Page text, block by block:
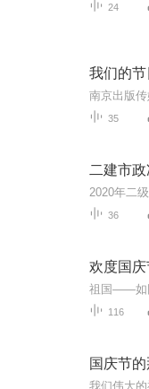
24
我们的
35
二建市
36
欢度国
116
国庆节